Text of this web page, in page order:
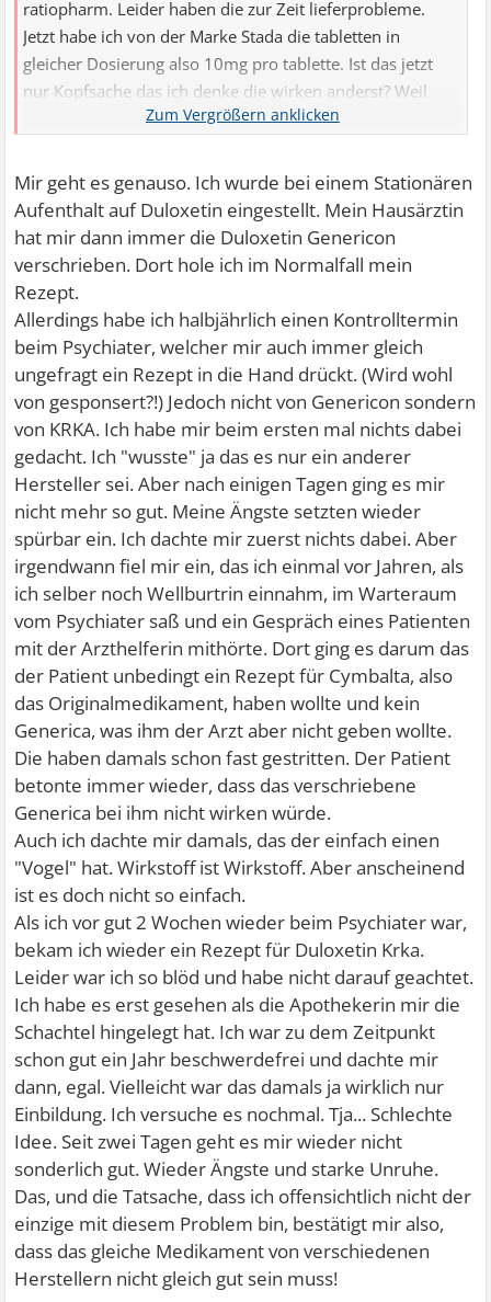
ratiopharm. Leider haben die zur Zeit lieferprobleme.
Jetzt habe ich von der Marke Stada die tabletten in
gleicher Dosierung also 10mg pro tablette. Ist das jetzt
nur Kopfsache das ich denke die wirken anderst? Weil
Mir geht es genauso. Ich wurde bei einem Stationären
Aufenthalt auf Duloxetin eingestellt. Mein Hausärztin
hat mir dann immer die Duloxetin Genericon
verschrieben. Dort hole ich im Normalfall mein
Rezept.
Allerdings habe ich halbjährlich einen Kontrolltermin
beim Psychiater, welcher mir auch immer gleich
ungefragt ein Rezept in die Hand drückt. (Wird wohl
von gesponsert?!) Jedoch nicht von Genericon sondern
von KRKA. Ich habe mir beim ersten mal nichts dabei
gedacht. Ich "wusste" ja das es nur ein anderer
Hersteller sei. Aber nach einigen Tagen ging es mir
nicht mehr so gut. Meine Ängste setzten wieder
spürbar ein. Ich dachte mir zuerst nichts dabei. Aber
irgendwann fiel mir ein, das ich einmal vor Jahren, als
ich selber noch Wellburtrin einnahm, im Warteraum
vom Psychiater saß und ein Gespräch eines Patienten
mit der Arzthelferin mithörte. Dort ging es darum das
der Patient unbedingt ein Rezept für Cymbalta, also
das Originalmedikament, haben wollte und kein
Generica, was ihm der Arzt aber nicht geben wollte.
Die haben damals schon fast gestritten. Der Patient
betonte immer wieder, dass das verschriebene
Generica bei ihm nicht wirken würde.
Auch ich dachte mir damals, das der einfach einen
"Vogel" hat. Wirkstoff ist Wirkstoff. Aber anscheinend
ist es doch nicht so einfach.
Als ich vor gut 2 Wochen wieder beim Psychiater war,
bekam ich wieder ein Rezept für Duloxetin Krka.
Leider war ich so blöd und habe nicht darauf geachtet.
Ich habe es erst gesehen als die Apothekerin mir die
Schachtel hingelegt hat. Ich war zu dem Zeitpunkt
schon gut ein Jahr beschwerdefrei und dachte mir
dann, egal. Vielleicht war das damals ja wirklich nur
Einbildung. Ich versuche es nochmal. Tja... Schlechte
Idee. Seit zwei Tagen geht es mir wieder nicht
sonderlich gut. Wieder Ängste und starke Unruhe.
Das, und die Tatsache, dass ich offensichtlich nicht der
einzige mit diesem Problem bin, bestätigt mir also,
dass das gleiche Medikament von verschiedenen
Herstellern nicht gleich gut sein muss!